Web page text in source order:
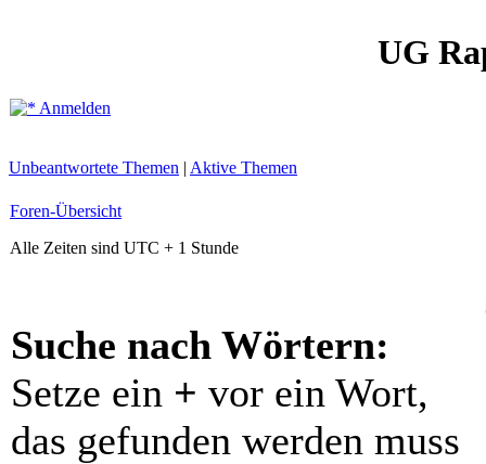
UG
Anmelden
Unbeantwortete Themen | Aktive Themen
Foren-Übersicht
Alle Zeiten sind UTC + 1 Stunde
Suche nach Wörtern:
Setze ein + vor ein Wort,
das gefunden werden muss